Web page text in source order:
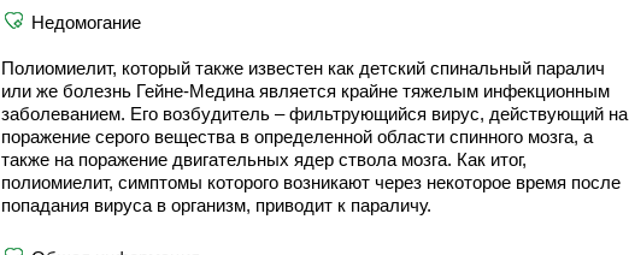
Недомогание
Полиомиелит, который также известен как детский спинальный паралич
или же болезнь Гейне-Медина является крайне тяжелым инфекционным
заболеванием. Его возбудитель – фильтрующийся вирус, действующий на
поражение серого вещества в определенной области спинного мозга, а
также на поражение двигательных ядер ствола мозга. Как итог,
полиомиелит, симптомы которого возникают через некоторое время после
попадания вируса в организм, приводит к параличу.